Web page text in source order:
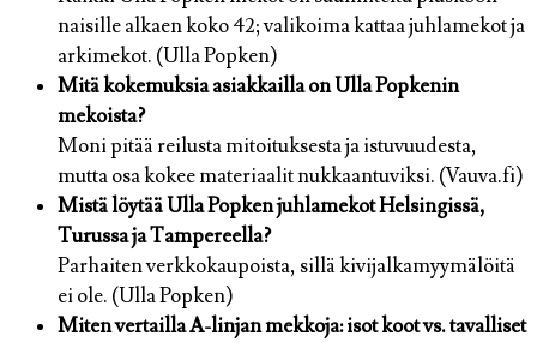
naisille alkaen koko 42; valikoima kattaa juhlamekot ja
arkimekot. (Ulla Popken)
Mitä kokemuksia asiakkailla on Ulla Popkenin
mekoista?
Moni pitää reilusta mitoituksesta ja istuvuudesta,
mutta osa kokee materiaalit nukkaantuviksi. (Vauva.fi)
Mistä löytää Ulla Popken juhlamekot Helsingissä,
Turussa ja Tampereella?
Parhaiten verkkokaupoista, sillä kivijalkamyymälöitä
ei ole. (Ulla Popken)
Miten vertailla A-linjan mekkoja: isot koot vs. tavalliset